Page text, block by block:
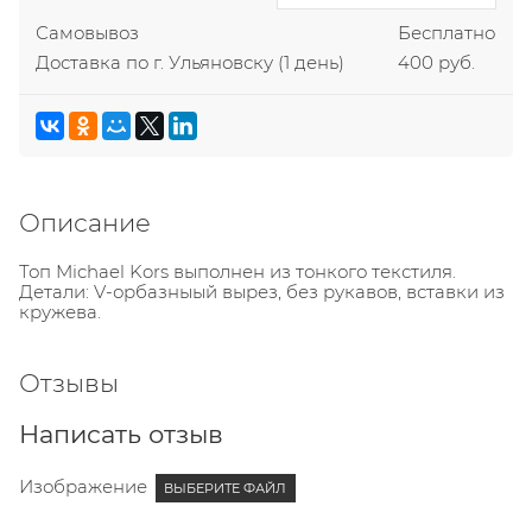
Самовывоз
Бесплатно
Доставка по г. Ульяновску (1 день) 400 руб.
Описание
Топ Michael Kors выполнен из тонкого текстиля.
Детали: V-орбазныый вырез, без рукавов, вставки из
кружева.
Отзывы
Написать отзыв
Изображение ВЫБЕРИТЕ ФАЙЛ